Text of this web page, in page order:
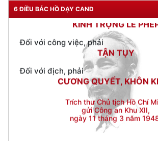
6 ĐIỀU BÁC HỒ DẠY CAND
Đối với công việc, phải
TẬN TỤY
CƯƠNG QUYẾT, KHÔN
Trích thư Chủ tịch Hồ Chí
gửi Công an Khu XII,
ngày 11 tháng 3 năm